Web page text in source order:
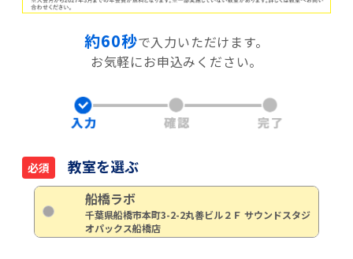
約60秒で入力いただけます。
お気軽にお申込みください。
必須 教室を選ぶ
船橋ラボ
千葉県船橋市本町3-2-2丸善ビル２Ｆ サウンドスタジ
オパックス船橋店